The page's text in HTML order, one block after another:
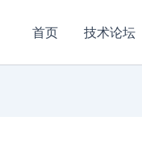
首页 技术论坛